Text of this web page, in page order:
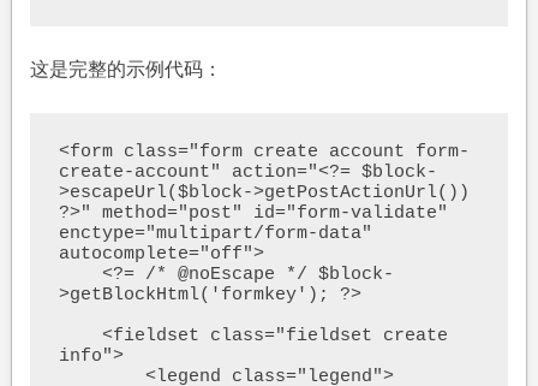
这是完整的示例代码：
<form class="form create account form-
create-account" action="<?= $block-
>escapeUrl($block->getPostActionUrl())
?>" method="post" id="form-validate"
enctype="multipart/form-data"
autocomplete="off">
>getBlockHtml('formkey'); ?>
info">